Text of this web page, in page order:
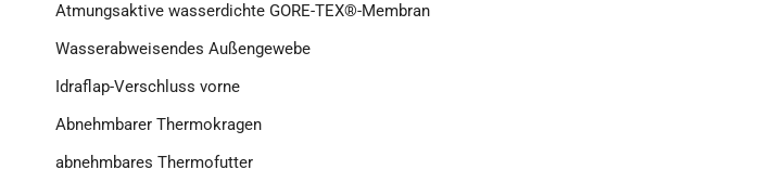
Atmungsaktive wasserdichte GORE-TEX®-Membran
Wasserabweisendes Außengewebe
Idraflap-Verschluss vorne
Abnehmbarer Thermokragen
abnehmbares Thermofutter